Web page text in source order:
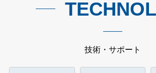
技術・サポート